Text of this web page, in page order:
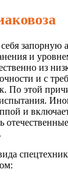
запорную
и
из
и с
По этой
и